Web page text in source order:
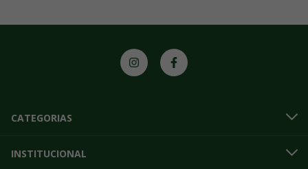
CATEGORIAS
INSTITUCIONAL